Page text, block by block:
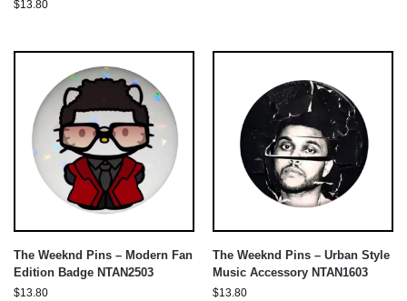
$13.80
The Weeknd Pins – Modern Fan
Edition Badge NTAN2503
$13.80
The Weeknd Pins – Urban Style
Music Accessory NTAN1603
$13.80